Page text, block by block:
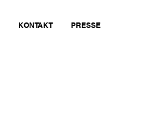
KONTAKT PRESSE